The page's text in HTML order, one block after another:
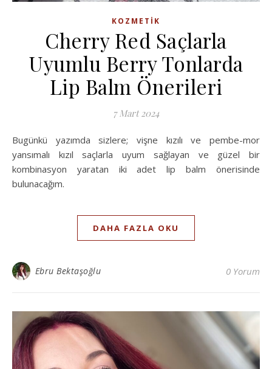
KOZMETIK
Cherry Red Saçlarla
Uyumlu Berry Tonlarda
Lip Balm Önerileri
7 Mart 2024
Bugünkü yazımda sizlere; vişne kızılı ve pembe-mor
yansımalı kızıl saçlarla uyum sağlayan ve güzel bir
kombinasyon yaratan iki adet lip balm önerisinde
bulunacağım.
DAHA FAZLA OKU
Ebru Bektaşoğlu 0 Yorum